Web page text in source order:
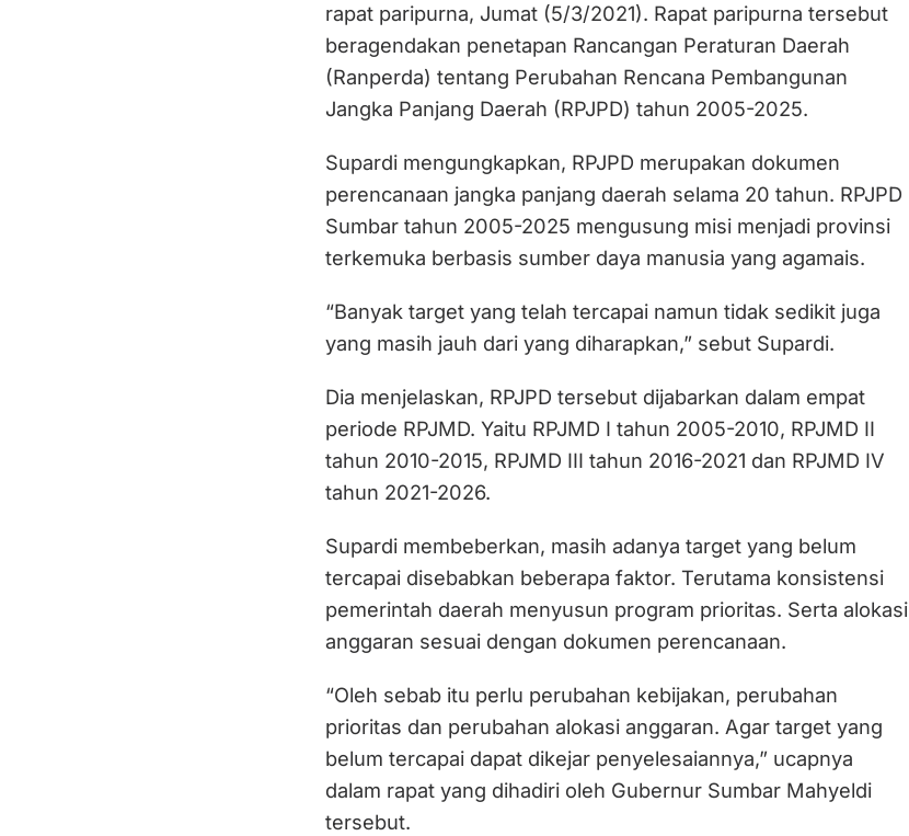
rapat paripurna, Jumat (5/3/2021). Rapat paripurna tersebut
beragendakan penetapan Rancangan Peraturan Daerah
(Ranperda) tentang Perubahan Rencana Pembangunan
Jangka Panjang Daerah (RPJPD) tahun 2005-2025.
Supardi mengungkapkan, RPJPD merupakan dokumen
perencanaan jangka panjang daerah selama 20 tahun. RPJPD
Sumbar tahun 2005-2025 mengusung misi menjadi provinsi
terkemuka berbasis sumber daya manusia yang agamais.
“Banyak target yang telah tercapai namun tidak sedikit juga
yang masih jauh dari yang diharapkan,” sebut Supardi.
Dia menjelaskan, RPJPD tersebut dijabarkan dalam empat
periode RPJMD. Yaitu RPJMD I tahun 2005-2010, RPJMD II
tahun 2010-2015, RPJMD III tahun 2016-2021 dan RPJMD IV
tahun 2021-2026.
Supardi membeberkan, masih adanya target yang belum
tercapai disebabkan beberapa faktor. Terutama konsistensi
pemerintah daerah menyusun program prioritas. Serta alokasi
anggaran sesuai dengan dokumen perencanaan.
“Oleh sebab itu perlu perubahan kebijakan, perubahan
prioritas dan perubahan alokasi anggaran. Agar target yang
belum tercapai dapat dikejar penyelesaiannya,” ucapnya
dalam rapat yang dihadiri oleh Gubernur Sumbar Mahyeldi
tersebut.